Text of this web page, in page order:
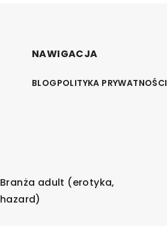
NAWIGACJA
BLOGPOLITYKA PRYWATNOŚCI
Branża adult (erotyka,
hazard)